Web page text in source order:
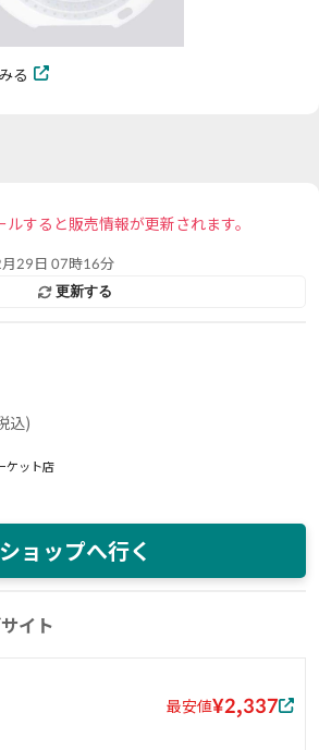
る
すると販売情報が更新されます。
29日 07時16分
更新する
込)
ケット店
ショップへ行く
イト
最安値¥2,337